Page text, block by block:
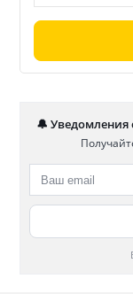
🔔